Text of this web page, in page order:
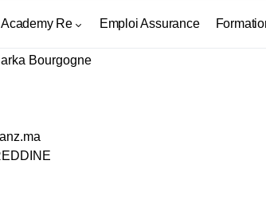
Re Emploi Assurance
Bourgogne